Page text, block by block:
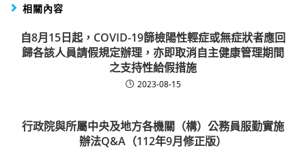
相關內容
自8月15日起，COVID-19篩檢陽性輕症或無症狀者應回
歸各該人員請假規定辦理，亦即取消自主健康管理期間
之支持性給假措施
2023-08-15
行政院與所屬中央及地方各機關（構）公務員服勤實施
辦法Q&A（112年9月修正版）